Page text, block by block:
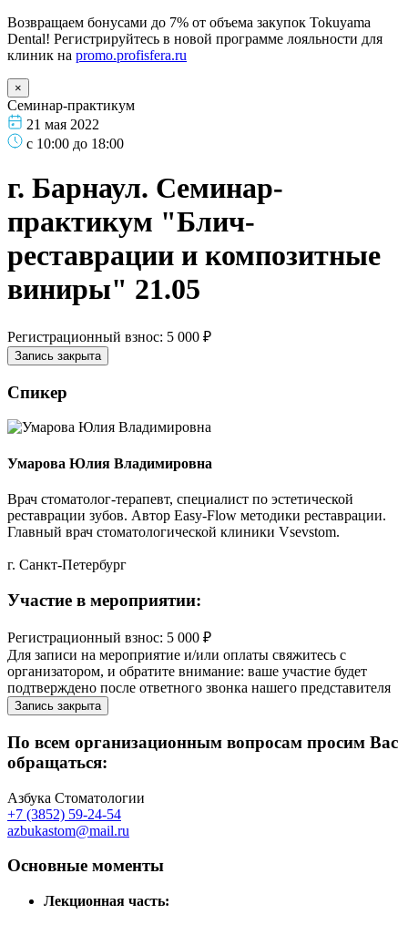
Возвращаем бонусами до 7% от объема закупок Tokuyama
Dental! Регистрируйтесь в новой программе лояльности для
клиник на promo.profisfera.ru
×
Семинар-практикум
21 мая 2022
с 10:00 до 18:00
г. Барнаул. Семинар-
практикум "Блич-
реставрации и композитные
виниры" 21.05
Регистрационный взнос: 5 000 ₽
Запись закрыта
Спикер
Умарова Юлия Владимировна
Врач стоматолог-терапевт, специалист по эстетической
реставрации зубов. Автор Easy-Flow методики реставрации.
Главный врач стоматологической клиники Vsevstom.
г. Санкт-Петербург
Участие в мероприятии:
Регистрационный взнос: 5 000 ₽
Для записи на мероприятие и/или оплаты свяжитесь с
организатором, и обратите внимание: ваше участие будет
подтверждено после ответного звонка нашего представителя
Запись закрыта
По всем организационным вопросам просим Вас
обращаться:
Азбука Стоматологии
+7 (3852) 59-24-54
azbukastom@mail.ru
Основные моменты
Лекционная часть: